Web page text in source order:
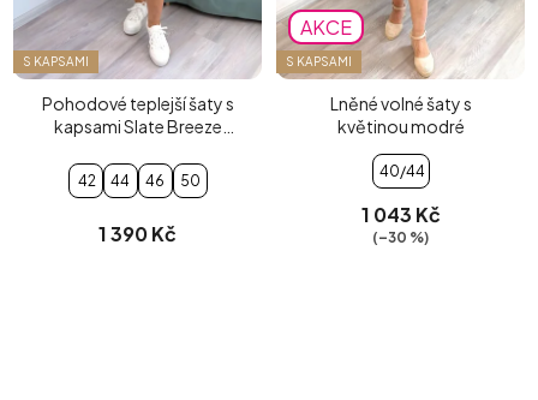
S KAPSAMI
Pohodové teplejší šaty s
kapsami Slate Breeze
42 44 46 50
1 390 Kč
AKCE
S KAPSAMI
Lněné volné šaty s
květinou modré
40/44
1 043 Kč
(–30 %)